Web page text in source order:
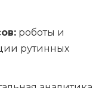
роботы и
рутинных